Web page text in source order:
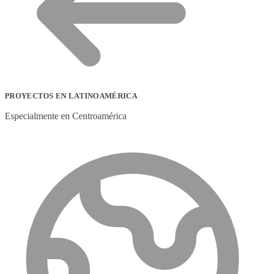
PROYECTOS EN LATINOAMÉRICA
Especialmente en Centroamérica